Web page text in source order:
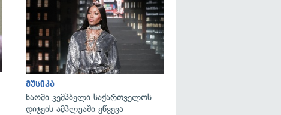
მუსიკა
ნაომი კემპბელი საქართველოს
დიჯეის ამპლუაში ეწვევა